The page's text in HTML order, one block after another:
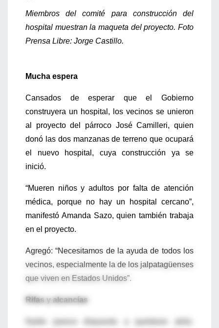
Miembros del comité para construcción del
hospital muestran la maqueta del proyecto. Foto
Prensa Libre: Jorge Castillo.
Mucha espera
Cansados de esperar que el Gobierno
construyera un hospital, los vecinos se unieron
al proyecto del párroco José Camilleri, quien
donó las dos manzanas de terreno que ocupará
el nuevo hospital, cuya construcción ya se
inició.
“Mueren niños y adultos por falta de atención
médica, porque no hay un hospital cercano”,
manifestó Amanda Sazo, quien también trabaja
en el proyecto.
Agregó: “Necesitamos de la ayuda de todos los
vecinos, especialmente la de los jalpatagüenses
que viven en Estados Unidos”.
Rifas y alcancías